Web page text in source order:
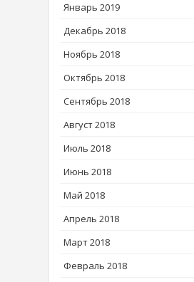
Январь 2019
Декабрь 2018
Ноябрь 2018
Октябрь 2018
Сентябрь 2018
Август 2018
Июль 2018
Июнь 2018
Май 2018
Апрель 2018
Март 2018
Февраль 2018